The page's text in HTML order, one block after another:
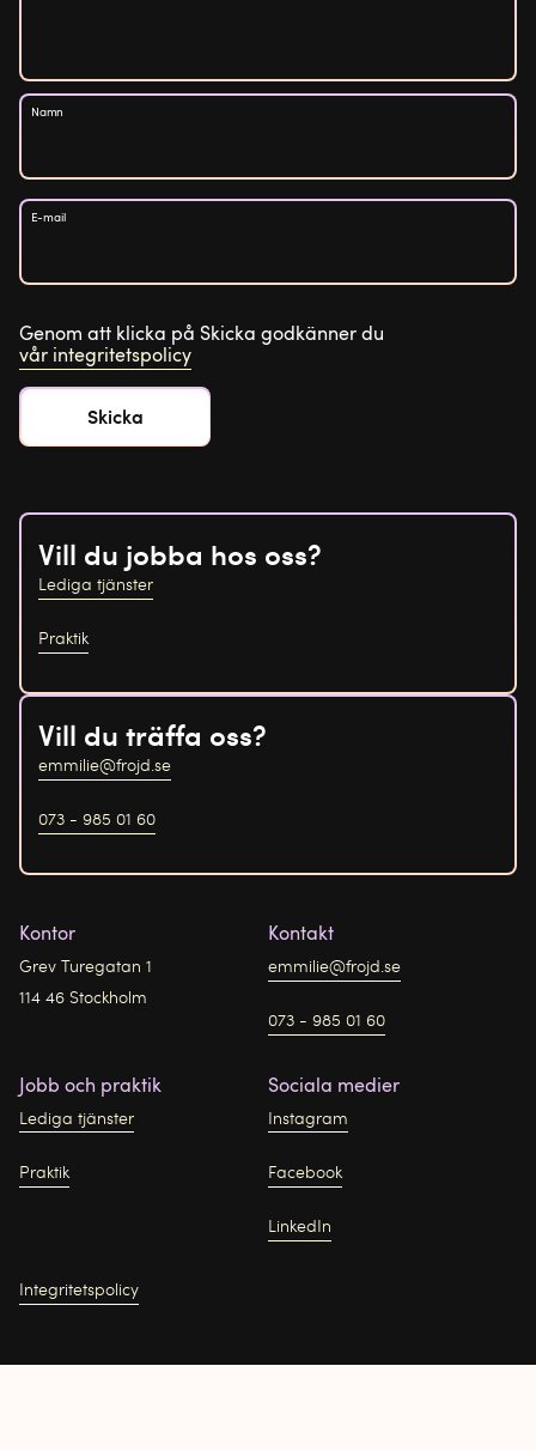
Namn
E-mail
Genom att klicka på Skicka godkänner du
vår integritetspolicy
Vill du jobba hos oss?
Lediga tjänster
Praktik
Vill du träffa oss?
emmilie@frojd.se
073 - 985 01 60
Kontor
Grev Turegatan 1
114 46 Stockholm
Kontakt
emmilie@frojd.se
073 - 985 01 60
Jobb och praktik
Lediga tjänster
Praktik
Sociala medier
Instagram
Facebook
LinkedIn
Integritetspolicy